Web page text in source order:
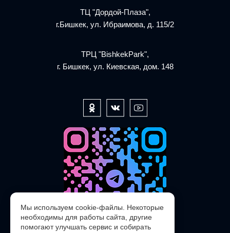
ТЦ "Дордой-Плаза",
г.Бишкек, ул. Ибраимова, д. 115/2
ТРЦ "BishkekPark",
г. Бишкек, ул. Киевская, дом. 148
Мы используем cookie-файлы. Некоторые
необходимы для работы сайта, другие
помогают улучшать сервис и собирать